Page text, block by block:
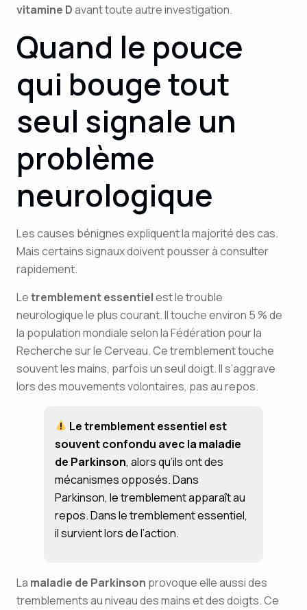
vitamine Davant toute autre investigation.
Quand le pouce
qui bouge tout
seul signale un
problème
neurologique
Les causes bénignes expliquent la majorité des cas.
Mais certains signaux doivent pousser à consulter
rapidement.
Letremblement essentielest le trouble
neurologique le plus courant. Il touche environ 5 % de
la population mondiale selon la Fédération pour la
Recherche sur le Cerveau. Ce tremblement touche
souvent les mains, parfois un seul doigt. Il s’aggrave
lors des mouvements volontaires, pas au repos.
Le tremblement essentiel est
souvent confondu avec la maladie
de Parkinson, alors qu’ils ont des
mécanismes opposés. Dans
Parkinson, le tremblement apparaît au
repos. Dans le tremblement essentiel,
il survient lors de l’action.
La maladie de Parkinson provoque elle aussi des
tremblements au niveau des mains et des doigts. Ce